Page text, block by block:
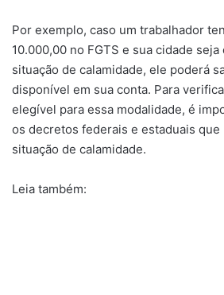
Por exemplo, caso um trabalhador
10.000,00 no FGTS e sua cidade seja
situação de calamidade, ele poderá
disponível em sua conta. Para
elegível para essa modalidade, é
os decretos federais e estaduais que
situação de calamidade.
Leia também: